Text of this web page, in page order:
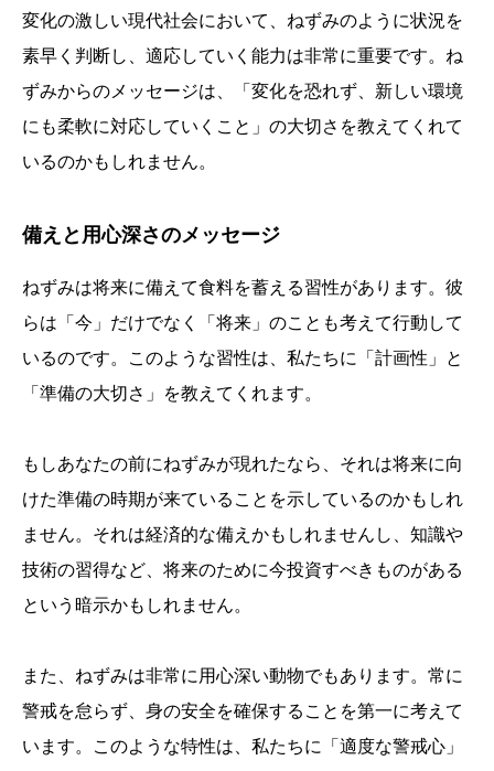
変化の激しい現代社会において、ねずみのように状況を
素早く判断し、適応していく能力は非常に重要です。ね
ずみからのメッセージは、「変化を恐れず、新しい環境
にも柔軟に対応していくこと」の大切さを教えてくれて
いるのかもしれません。
備えと用心深さのメッセージ
ねずみは将来に備えて食料を蓄える習性があります。彼
らは「今」だけでなく「将来」のことも考えて行動して
いるのです。このような習性は、私たちに「計画性」と
「準備の大切さ」を教えてくれます。
もしあなたの前にねずみが現れたなら、それは将来に向
けた準備の時期が来ていることを示しているのかもしれ
ません。それは経済的な備えかもしれませんし、知識や
技術の習得など、将来のために今投資すべきものがある
という暗示かもしれません。
また、ねずみは非常に用心深い動物でもあります。常に
警戒を怠らず、身の安全を確保することを第一に考えて
います。このような特性は、私たちに「適度な警戒心」